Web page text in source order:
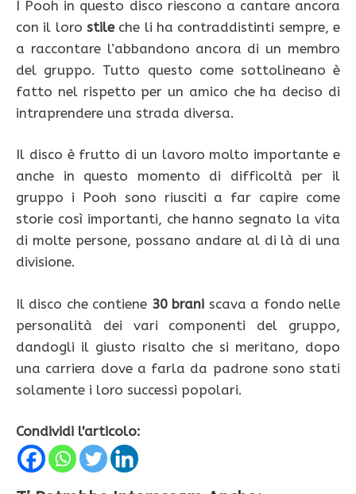
I Pooh in questo disco riescono a cantare ancora
con il loro stileche li ha contraddistinti sempre, e
a raccontare l’abbandono ancora di un membro
del gruppo. Tutto questo come sottolineano è
fatto nel rispetto per un amico che ha deciso di
intraprendere una strada diversa.
Il disco è frutto di un lavoro molto importante e
anche in questo momento di difficoltà per il
gruppo i Pooh sono riusciti a far capire come
storie così importanti, che hanno segnato la vita
di molte persone, possano andare al di là di una
divisione.
Il disco che contiene 30 brani scava a fondo nelle
personalità dei vari componenti del gruppo,
dandogli il giusto risalto che si meritano, dopo
una carriera dove a farla da padrone sono stati
solamente i loro successi popolari.
Condividi l'articolo: